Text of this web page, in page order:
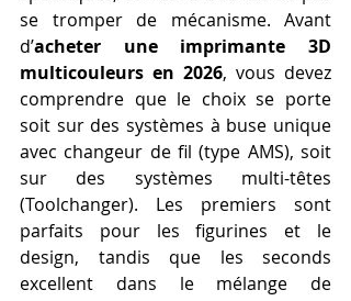
se tromper de mécanisme. Avant
d’acheter une imprimante 3D
multicouleurs en 2026, vous devez
comprendre que le choix se porte
soit sur des systèmes à buse unique
avec changeur de fil (type AMS), soit
sur des systèmes multi-têtes
(Toolchanger). Les premiers sont
parfaits pour les figurines et le
design, tandis que les seconds
excellent dans le mélange de